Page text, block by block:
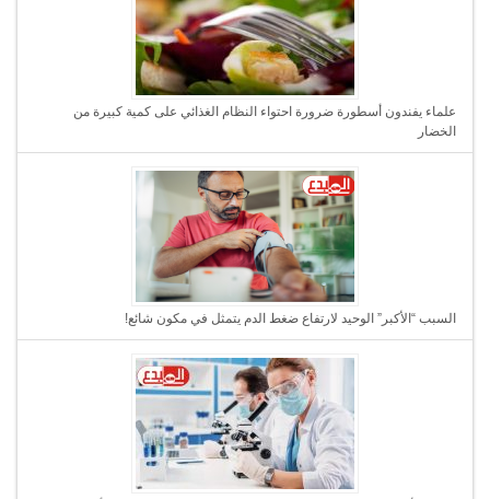
علماء يفندون أسطورة ضرورة احتواء النظام الغذائي على كمية كبيرة من
الخضار
السبب “الأكبر” الوحيد لارتفاع ضغط الدم يتمثل في مكون شائع!